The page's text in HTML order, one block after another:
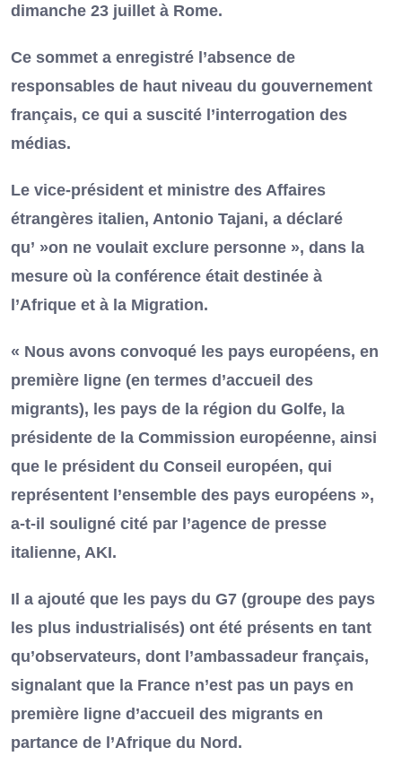
dimanche 23 juillet à Rome.
Ce sommet a enregistré l’absence de
responsables de haut niveau du gouvernement
français, ce qui a suscité l’interrogation des
médias.
Le vice-président et ministre des Affaires
étrangères italien, Antonio Tajani, a déclaré
qu’ »on ne voulait exclure personne », dans la
mesure où la conférence était destinée à
l’Afrique et à la Migration.
« Nous avons convoqué les pays européens, en
première ligne (en termes d’accueil des
migrants), les pays de la région du Golfe, la
présidente de la Commission européenne, ainsi
que le président du Conseil européen, qui
représentent l’ensemble des pays européens »,
a-t-il souligné cité par l’agence de presse
italienne, AKI.
Il a ajouté que les pays du G7 (groupe des pays
les plus industrialisés) ont été présents en tant
qu’observateurs, dont l’ambassadeur français,
signalant que la France n’est pas un pays en
première ligne d’accueil des migrants en
partance de l’Afrique du Nord.